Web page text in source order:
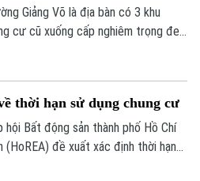
hoạt của cư dân.
Giảng Võ là địa bàn có 3 khu
cư cũ xuống cấp nghiêm trọng đe
tạo của Thủ đô.
thời hạn sử dụng chung cư
hội Bất động sản thành phố Hồ Chí
(HoREA) đề xuất xác định thời hạn